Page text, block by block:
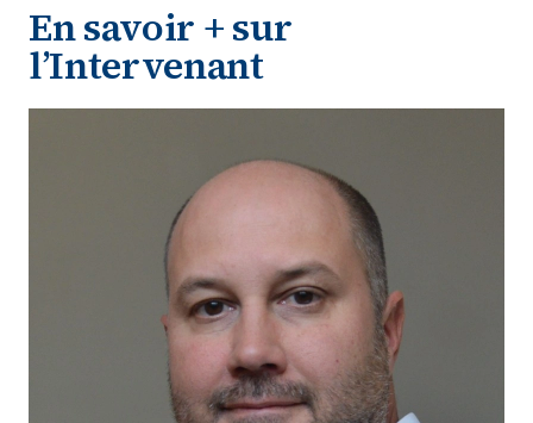
En savoir + sur
l’Intervenant